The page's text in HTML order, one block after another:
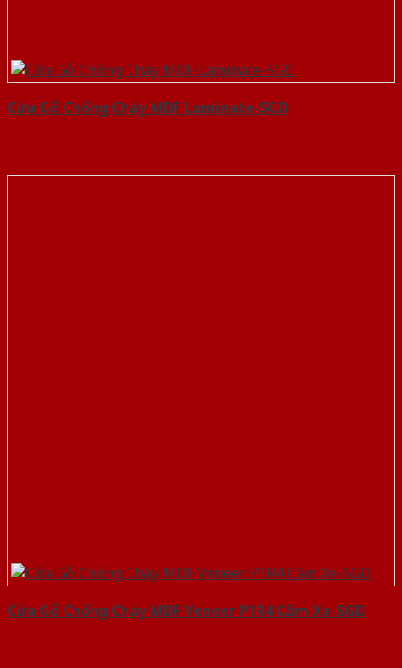
Cửa Gỗ Chống Cháy MDF Laminate-SGD
Cửa Gỗ Chống Cháy MDF Veneer P1R4 Căm Xe-SGD